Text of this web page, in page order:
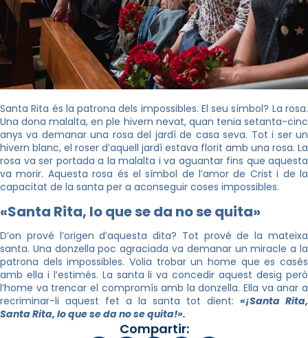
Santa Rita és la patrona dels impossibles. El seu símbol? La rosa.
Una dona malalta, en ple hivern nevat, quan tenia setanta-cinc
anys va demanar una rosa del jardí de casa seva. Tot i ser un
hivern blanc, el roser d’aquell jardí estava florit amb una rosa. La
rosa va ser portada a la malalta i va aguantar fins que aquesta
va morir. Aquesta rosa és el símbol de l’amor de Crist i de la
capacitat de la santa per a aconseguir coses impossibles.
«Santa Rita, lo que se da no se quita»
D’on prové l’origen d’aquesta dita? Tot prové de la mateixa
santa. Una donzella poc agraciada va demanar un miracle a la
patrona dels impossibles. Volia trobar un home que es casés
amb ella i l’estimés. La santa li va concedir aquest desig però
l’home va trencar el compromís amb la donzella. Ella va anar a
recriminar-li aquest fet a la santa tot dient: «¡Santa Rita,
Santa Rita, lo que se da no se quita!».
Compartir: